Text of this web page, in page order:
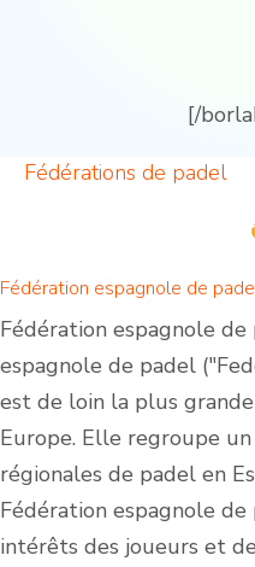
[/
Fédérations de padel
Fédération espagnole de
Fédération espagnole
espagnole de padel
est de loin la plus
Europe. Elle regroupe
régionales de padel en
Fédération espagnole
intérêts des joueurs et